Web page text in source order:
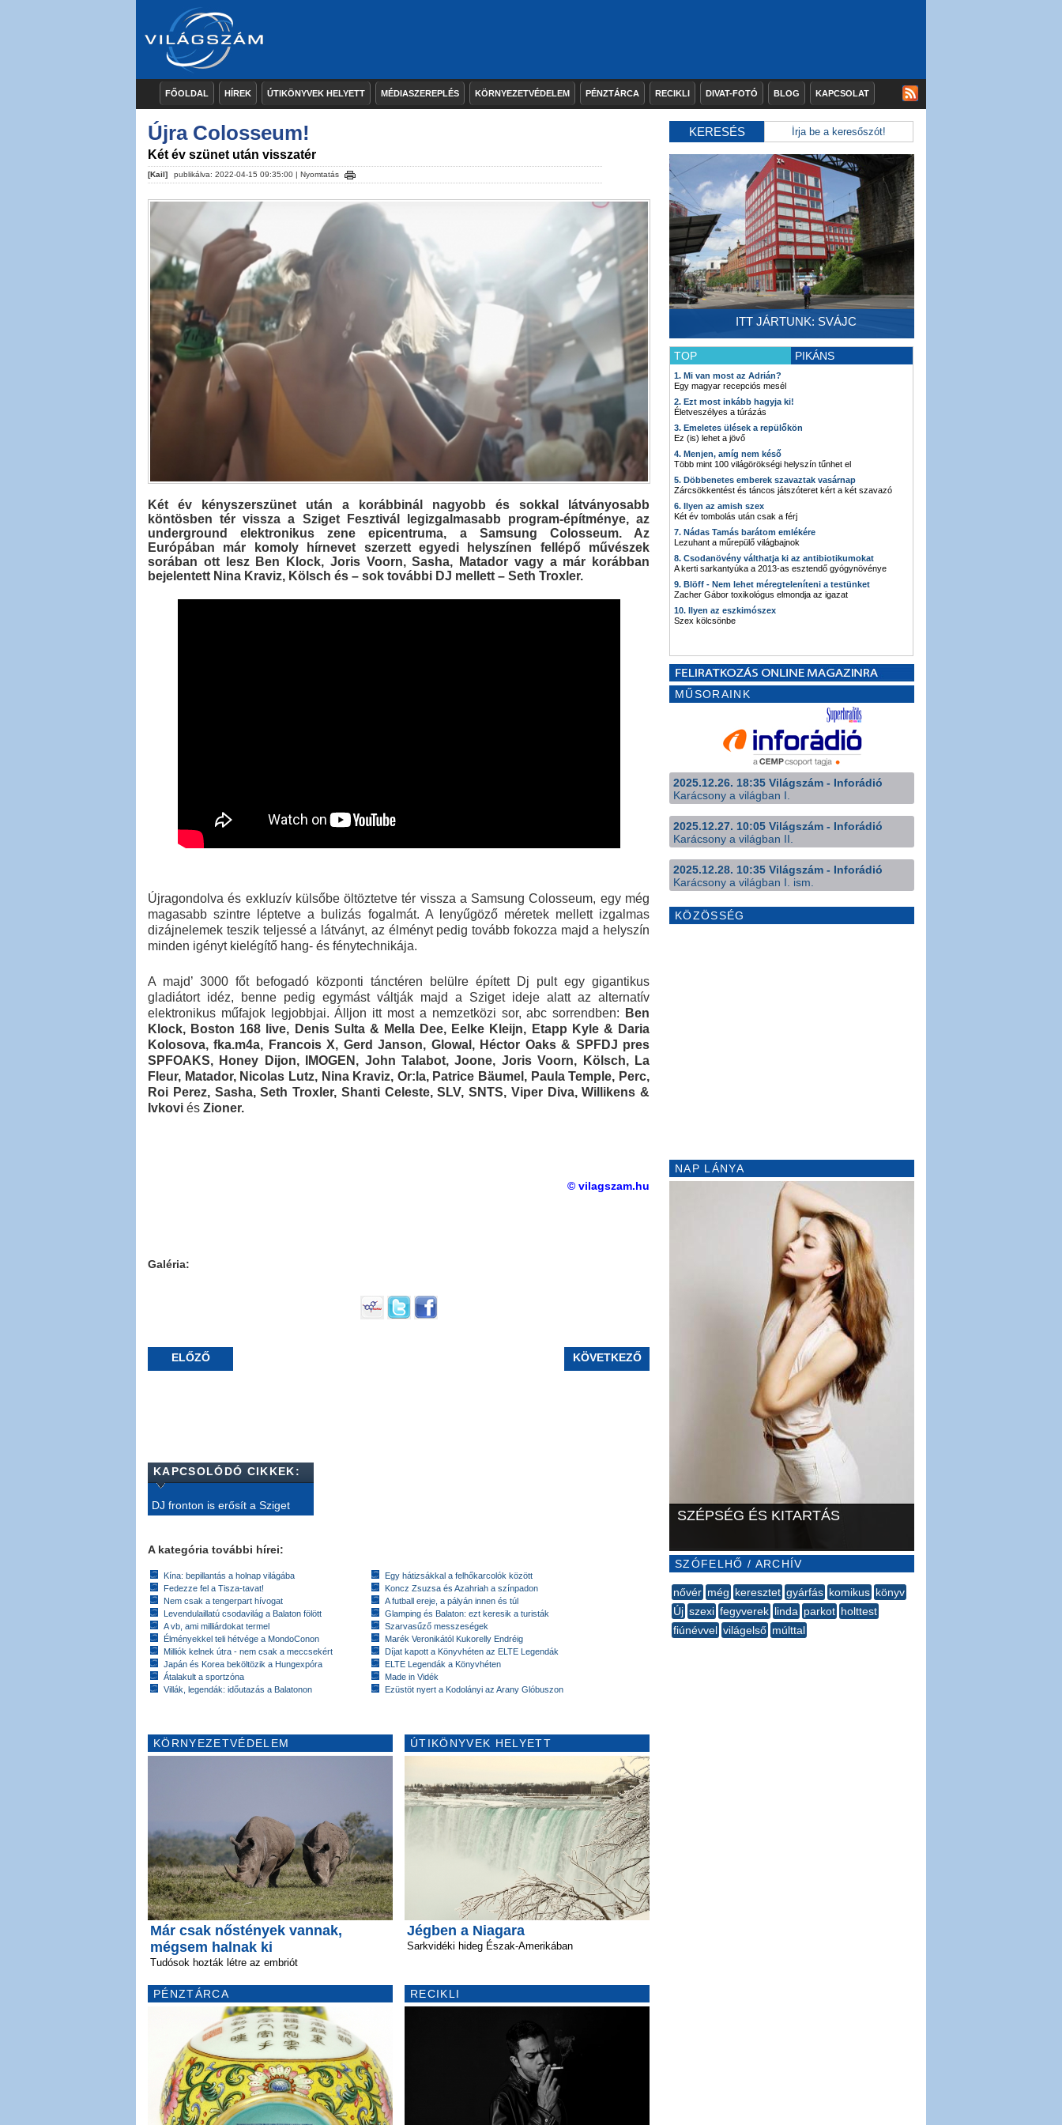
FŐOLDAL HÍREK ÚTIKÖNYVEK HELYETT MÉDIASZEREPLÉS KÖRNYEZETVÉDELEM PÉNZTÁRCA RECIKLI DIVAT-FOTÓ BLOG KAPCSOLAT
Újra Colosseum!
Két év szünet után visszatér
[Kail] publikálva: 2022-04-15 09:35:00 | Nyomtatás
Két év kényszerszünet után a korábbinál nagyobb és sokkal látványosabb
köntösben tér vissza a Sziget Fesztivál legizgalmasabb program-építménye, az
underground elektronikus zene epicentruma, a Samsung Colosseum. Az
Európában már komoly hírnevet szerzett egyedi helyszínen fellépő művészek
sorában ott lesz Ben Klock, Joris Voorn, Sasha, Matador vagy a már korábban
bejelentett Nina Kraviz, Kölsch és – sok további DJ mellett – Seth Troxler.
Újragondolva és exkluzív külsőbe öltöztetve tér vissza a Samsung Colosseum, egy még
magasabb szintre léptetve a bulizás fogalmát. A lenyűgöző méretek mellett izgalmas
dizájnelemek teszik teljessé a látványt, az élményt pedig tovább fokozza majd a helyszín
minden igényt kielégítő hang- és fénytechnikája.
A majd’ 3000 főt befogadó központi tánctéren belülre épített Dj pult egy gigantikus
gladiátort idéz, benne pedig egymást váltják majd a Sziget ideje alatt az alternatív
elektronikus műfajok legjobbjai. Álljon itt most a nemzetközi sor, abc sorrendben:
Ben
Klock, Boston 168 live, Denis Sulta & Mella Dee, Eelke Kleijn, Etapp Kyle & Daria
Kolosova, fka.m4a, Francois X, Gerd Janson, Glowal, Héctor Oaks & SPFDJ pres
SPFOAKS, Honey Dijon, IMOGEN, John Talabot, Joone, Joris Voorn, Kölsch, La
Fleur, Matador, Nicolas Lutz, Nina Kraviz, Or:la, Patrice Bäumel, Paula Temple, Perc,
Roi Perez, Sasha, Seth Troxler, Shanti Celeste, SLV, SNTS, Viper Diva, Willikens &
Ivkovi és Zioner.
© vilagszam.hu
Galéria:
ELŐZŐ KÖVETKEZŐ
KAPCSOLÓDÓ CIKKEK:
DJ fronton is erősít a Sziget
A kategória további hírei:
Kína: bepillantás a holnap világába
Fedezze fel a Tisza-tavat!
Nem csak a tengerpart hívogat
Levendulaillatú csodavilág a Balaton fölött
A vb, ami milliárdokat termel
Élményekkel teli hétvége a MondoConon
Milliók kelnek útra - nem csak a meccsekért
Japán és Korea beköltözik a Hungexpóra
Átalakult a sportzóna
Villák, legendák: időutazás a Balatonon
Egy hátizsákkal a felhőkarcolók között
Koncz Zsuzsa és Azahriah a színpadon
A futball ereje, a pályán innen és túl
Glamping és Balaton: ezt keresik a turisták
Szarvasűző messzeségek
Marék Veronikától Kukorelly Endréig
Díjat kapott a Könyvhéten az ELTE Legendák
ELTE Legendák a Könyvhéten
Made in Vidék
Ezüstöt nyert a Kodolányi az Arany Glóbuszon
KÖRNYEZETVÉDELEM
Már csak nőstények vannak,
mégsem halnak ki
Tudósok hozták létre az embriót
PÉNZTÁRCA
ÚTIKÖNYVEK HELYETT
Jégben a Niagara
Sarkvidéki hideg Észak-Amerikában
RECIKLI
KERESÉS
ITT JÁRTUNK: SVÁJC
TOP PIKÁNS
1. Mi van most az Adrián?
Egy magyar recepciós mesél
2. Ezt most inkább hagyja ki!
Életveszélyes a túrázás
3. Emeletes ülések a repülőkön
Ez (is) lehet a jövő
4. Menjen, amíg nem késő
Több mint 100 világörökségi helyszín tűnhet el
5. Döbbenetes emberek szavaztak vasárnap
Zárcsökkentést és táncos játszóteret kért a két szavazó
6. Ilyen az amish szex
Két év tombolás után csak a férj
7. Nádas Tamás barátom emlékére
Lezuhant a műrepülő világbajnok
8. Csodanövény válthatja ki az antibiotikumokat
A kerti sarkantyúka a 2013-as esztendő gyógynövénye
9. Blöff - Nem lehet méregteleníteni a testünket
Zacher Gábor toxikológus elmondja az igazat
10. Ilyen az eszkimószex
Szex kölcsönbe
MŰSORAINK
2025.12.26. 18:35 Világszám - Inforádió
Karácsony a világban I.
2025.12.27. 10:05 Világszám - Inforádió
Karácsony a világban II.
2025.12.28. 10:35 Világszám - Inforádió
Karácsony a világban I. ism.
KÖZÖSSÉG
NAP LÁNYA
SZÉPSÉG ÉS KITARTÁS
SZÓFELHŐ / ARCHÍV
nővér még keresztet gyárfás komikus könyv
Új szexi fegyverek linda parkot holttest
fiúnévvel világelső múlttal